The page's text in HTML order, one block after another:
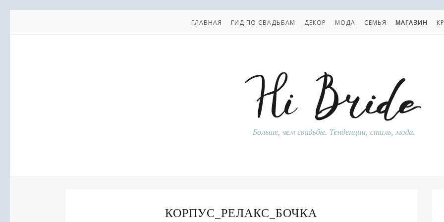
ГЛАВНАЯ ГИД ПО СВАДЬБАМ ДЕКОР МОДА СЕМЬЯ МАГАЗИН
КОРПУС_РЕЛАКС_БОЧКА